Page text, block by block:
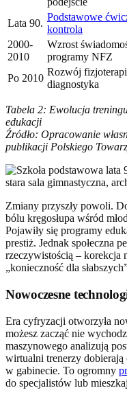
Lata 90.
Podstawowe
kontrola
2000-
2010
Wzrost
programy NFZ
Po 2010
Rozwój
diagnostyka
Tabela 2: Ewolucja
edukacji
Źródło: Opracowanie
publikacji Polskiego
Zmiany przyszły powoli.
bólu kręgosłupa wśród
Pojawiły się programy
prestiż. Jednak społeczna
rzeczywistością – korekcja
„konieczność dla
Nowoczesne
Era cyfryzacji otworzyła
możesz zacząć nie
maszynowego analizują
wirtualni trenerzy
w gabinecie. To ogromny
do specjalistów lub